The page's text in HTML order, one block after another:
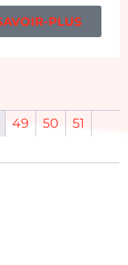
PLUS
49 50
51